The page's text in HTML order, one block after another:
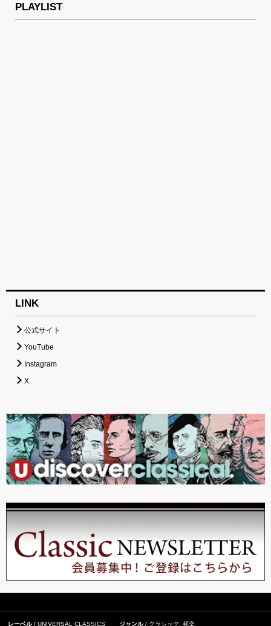
PLAYLIST
LINK
公式サイト
YouTube
Instagram
X
レーベル UNIVERSAL CLASSICS ジャンル クラシック 邦楽